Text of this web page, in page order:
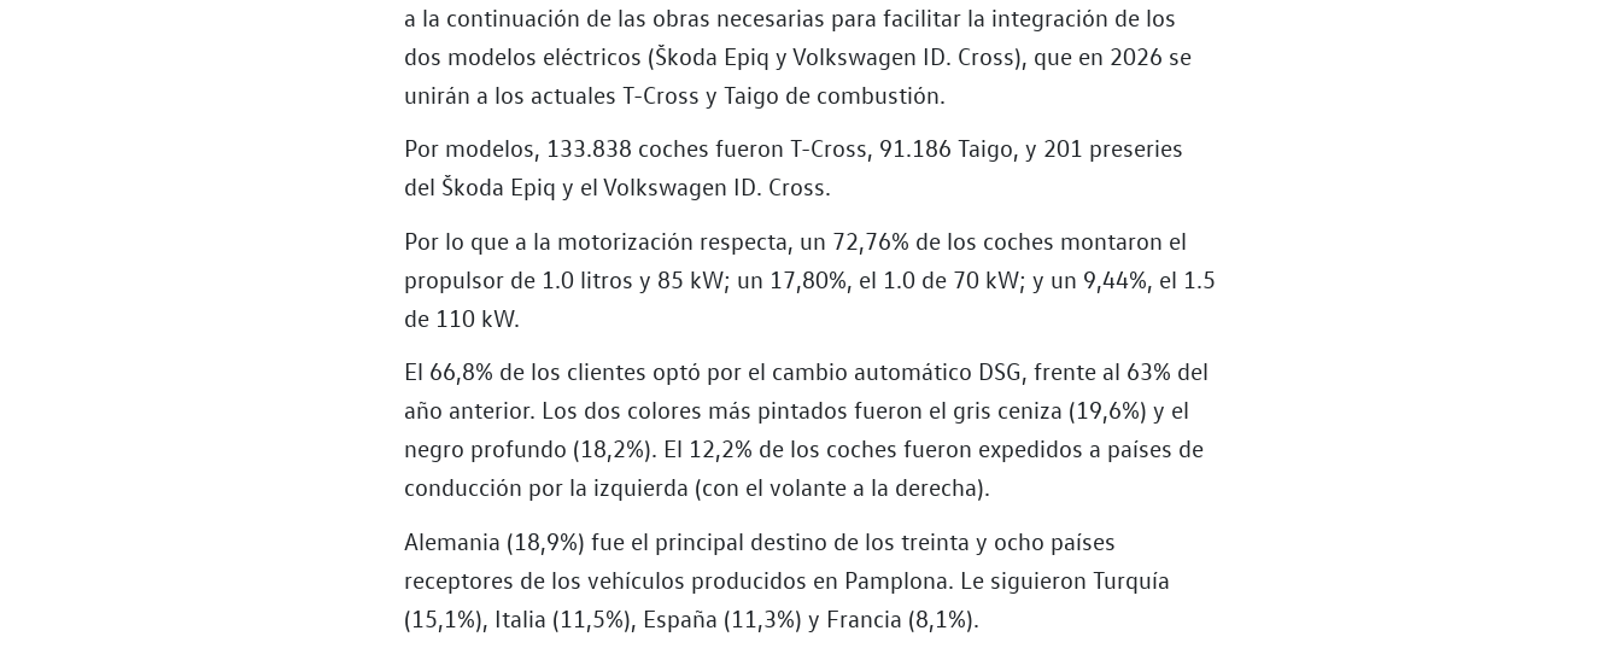
a la continuación de las obras necesarias para facilitar la integración de los
dos modelos eléctricos (Škoda Epiq y Volkswagen ID. Cross), que en 2026 se
unirán a los actuales T-Cross y Taigo de combustión.
Por modelos, 133.838 coches fueron T-Cross, 91.186 Taigo, y 201 preseries
del Škoda Epiq y el Volkswagen ID. Cross.
Por lo que a la motorización respecta, un 72,76% de los coches montaron el
propulsor de 1.0 litros y 85 kW; un 17,80%, el 1.0 de 70 kW; y un 9,44%, el 1.5
de 110 kW.
El 66,8% de los clientes optó por el cambio automático DSG, frente al 63% del
año anterior. Los dos colores más pintados fueron el gris ceniza (19,6%) y el
negro profundo (18,2%). El 12,2% de los coches fueron expedidos a países de
conducción por la izquierda (con el volante a la derecha).
Alemania (18,9%) fue el principal destino de los treinta y ocho países
receptores de los vehículos producidos en Pamplona. Le siguieron Turquía
(15,1%), Italia (11,5%), España (11,3%) y Francia (8,1%).